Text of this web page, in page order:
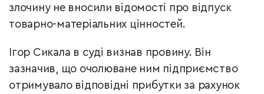
злочину не вносили відомості про відпуск
товарно-матеріальних цінностей.
Ігор Сикала в суді визнав провину. Він
зазначив, що очолюване ним підприємство
отримувало відповідні прибутки за рахунок